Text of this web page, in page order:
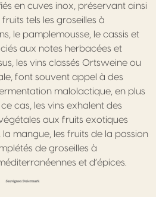
en cuves inox, préservant ainsi
tels les groseilles à
le pamplemousse, le cassis et
aux notes herbacées et
les vins classés Ortsweine ou
font souvent appel à des
malolactique, en plus
cas, les vins exhalent des
aux fruits exotiques
la mangue, les fruits de la passion
de groseilles à
et d’épices.